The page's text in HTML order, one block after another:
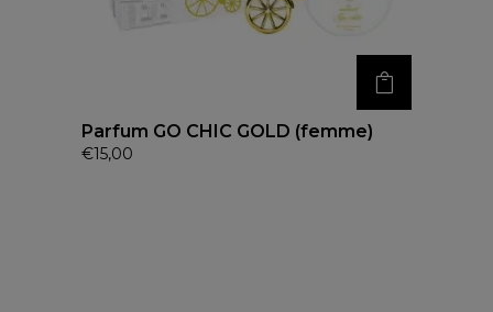
Parfum GO CHIC GOLD (femme)
€15,00